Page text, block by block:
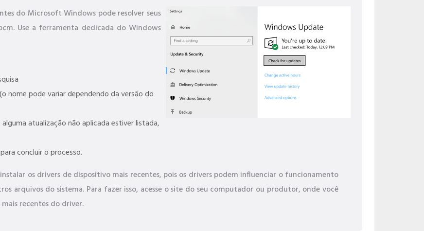
do Microsoft Windows pode resolver seus
Use a ferramenta dedicada do Windows
nome pode variar dependendo da versão do
atualização não aplicada estiver listada,
para concluir o processo.
os drivers de dispositivo mais recentes, pois os drivers podem influenciar o funcionamento
arquivos do sistema. Para fazer isso, acesse o site do seu computador ou produtor, onde você
recentes do driver.